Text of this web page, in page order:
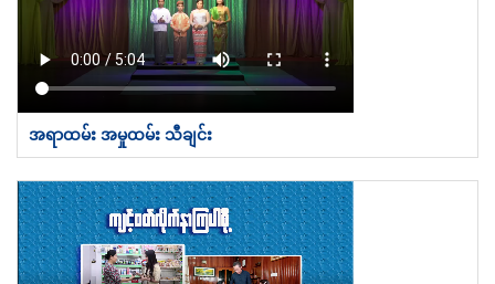
အရာထမ်း အမှုထမ်း သီချင်း